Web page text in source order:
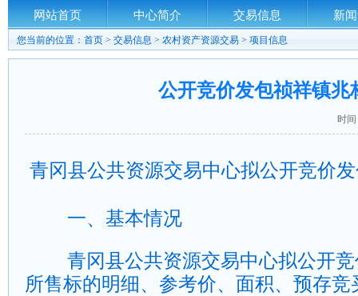
网站首页 中心简介 交易信息 新
您当前的位置： 首页 > 交易信息 > 农村资产资源交易 > 项目信息
公开竞价发包祯祥镇
时
青冈县公共资源交易中心拟公开竞价
一、基本情况
青冈县公共资源交易中心拟公开
所售标的明细、参考价、面积、预存